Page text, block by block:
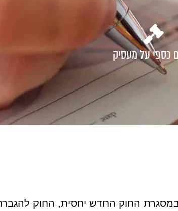
כספי על מעסיק
החוק החדש יחסית, החוק